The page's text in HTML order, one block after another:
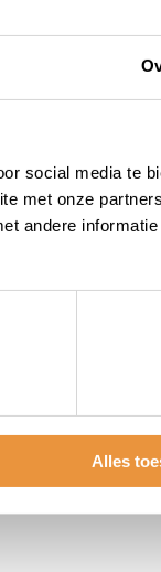
social media te
met onze
andere
Alles